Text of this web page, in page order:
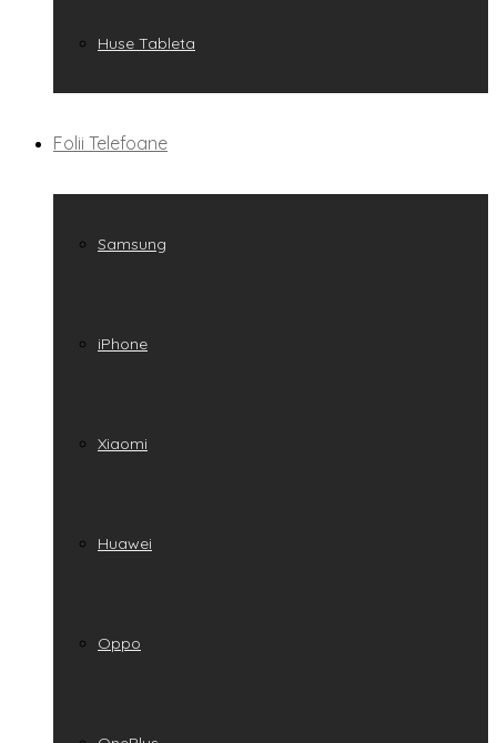
Huse Tableta
Folii Telefoane
Samsung
iPhone
Xiaomi
Huawei
Oppo